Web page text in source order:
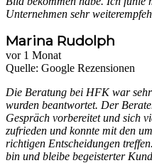
Unternehmen sehr
Marina Rudolph
vor 1 Monat
Quelle: Google Rezensionen
Die Beratung bei HFK war
wurden beantwortet. Der
Gespräch vorbereitet und sich
zufrieden und konnte mit den
richtigen Entscheidungen
bin und bleibe begeisterter